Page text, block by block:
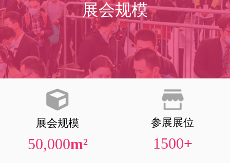
展会规模
展会规模
50,000m²
参展展位
1500+